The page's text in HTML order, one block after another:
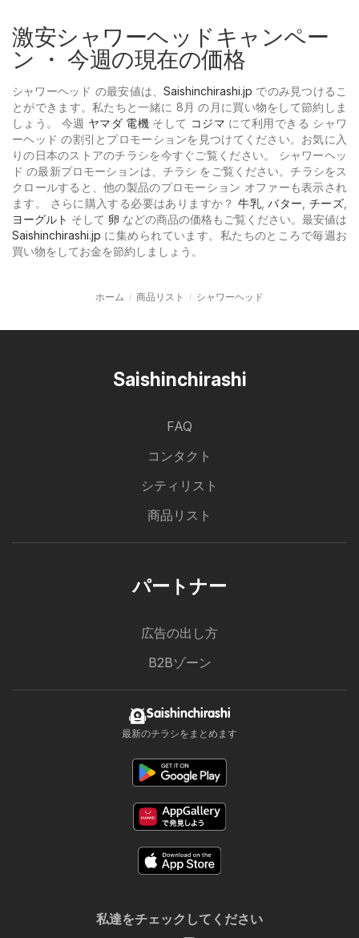
激安シャワーヘッドキャンペー
ン ・ 今週の現在の価格
シャワーヘッド の最安値は、Saishinchirashi.jp でのみ見つけるこ
とができます。私たちと一緒に 8月 の月に買い物をして節約しま
しょう。 今週 ヤマダ 電機 そして コジマ にて利用できる シャワ
ーヘッド の割引とプロモーションを見つけてください。お気に入
りの日本のストアのチラシを今すぐご覧ください。 シャワーヘッ
ド の最新プロモーションは、チラシ をご覧ください。チラシをス
クロールすると、他の製品のプロモーション オファーも表示され
ます。 さらに購入する必要はありますか？牛乳,バター チーズ
ヨーグルト そして 卵 などの商品の価格もご覧ください。最安値は
Saishinchirashi.jp に集められています。私たちのところで毎週お
買い物をしてお金を節約しましょう。
ホーム 商品リスト シャワーヘッド
Saishinchirashi
FAQ
コンタクト
シティリスト
商品リスト
パートナー
広告の出し方
B2Bゾーン
Saishinchirashi
最新のチラシをまとめます
私達をチェックしてください